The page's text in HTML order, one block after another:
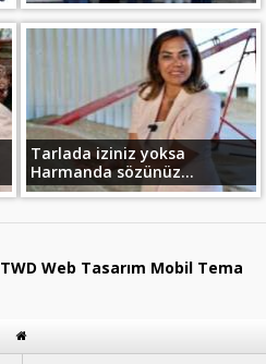
Tarlada iziniz yoksa
Harmanda sözünüz...
TWD Web Tasarım Mobil Tema